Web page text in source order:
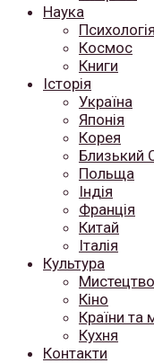
Наука
Психологія
Космос
Книги
Історія
Україна
Японія
Корея
Близький
Польща
Індія
Франція
Китай
Італія
Культура
Мистецтво
Кіно
Країни та
Кухня
Контакти